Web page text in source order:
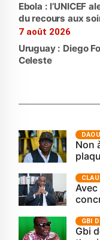
Ebola : l’UNICEF
du recours aux
7 août 2026
Uruguay : Diego
Celeste
Non
GBI
Gbi